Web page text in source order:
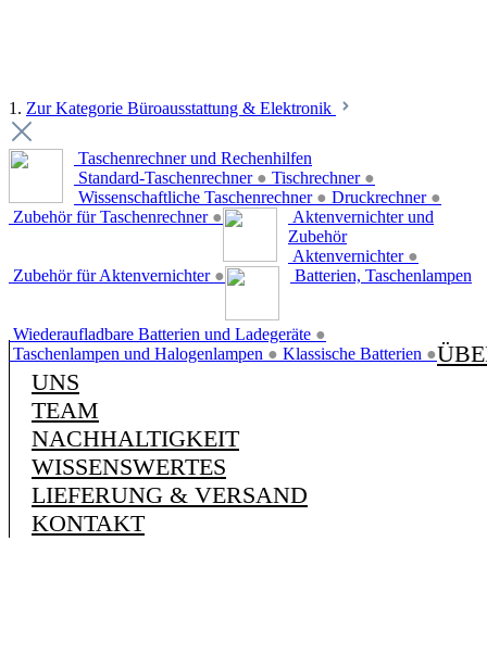
1. Zur Kategorie Büroausstattung & Elektronik
Taschenrechner und Rechenhilfen
Standard-Taschenrechner ● Tischrechner ●
Wissenschaftliche Taschenrechner ● Druckrechner ●
Zubehör für Taschenrechner ●
Aktenvernichter und
Zubehör
Aktenvernichter ●
Zubehör für Aktenvernichter ● Batterien, Taschenlampen
Wiederaufladbare Batterien und Ladegeräte ●
Taschenlampen und Halogenlampen ● Klassische Batterien ●
UNS
TEAM
NACHHALTIGKEIT
WISSENSWERTES
LIEFERUNG & VERSAND
KONTAKT